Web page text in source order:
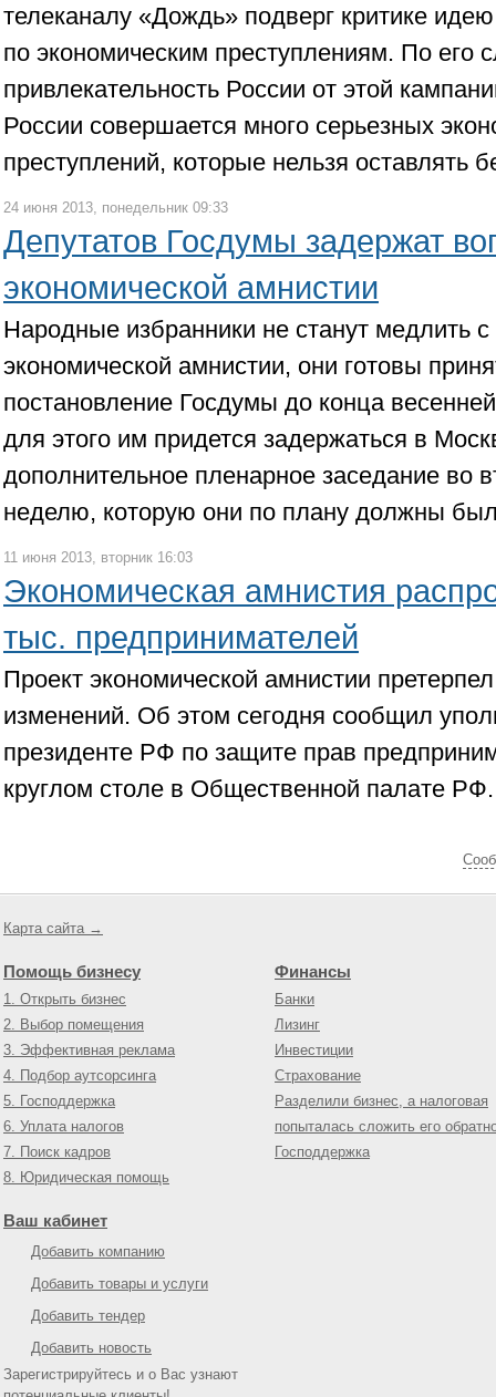
телеканалу «Дождь» подверг критике
по экономическим преступлениям. По его
привлекательность России от этой
России совершается много серьезных
преступлений, которые нельзя оставлять
24 июня 2013, понедельник 09:33
Депутатов Госдумы задержат
экономической амнистии
Народные избранники не станут медлить
экономической амнистии, они готовы
постановление Госдумы до конца
для этого им придется задержаться в
дополнительное пленарное заседание во
неделю, которую они по плану должны
11 июня 2013, вторник 16:03
Экономическая амнистия
тыс. предпринимателей
Проект экономической амнистии
изменений. Об этом сегодня сообщил
президенте РФ по защите прав
круглом столе в Общественной палате РФ.
Карта сайта →
Помощь бизнесу
1. Открыть бизнес
2. Выбор помещения
3. Эффективная реклама
4. Подбор аутсорсинга
5. Господдержка
6. Уплата налогов
7. Поиск кадров
8. Юридическая помощь
Финансы
Банки
Лизинг
Инвестиции
Страхование
Разделили бизнес, а налоговая
попыталась сложить его
Господдержка
Ваш кабинет
Добавить компанию
Добавить товары и услуги
Добавить тендер
Добавить новость
Зарегистрируйтесь и о Вас узнают